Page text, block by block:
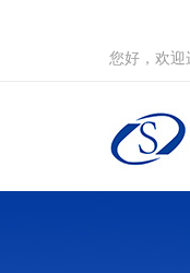
您好，欢迎